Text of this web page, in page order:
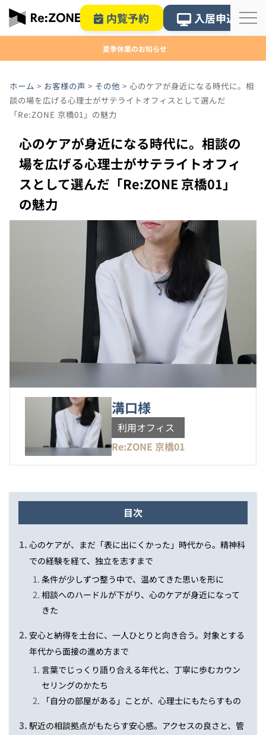
内覧予約 入居申込
夏季休業のお知らせ
ホーム > お客様の声 > その他 > 心のケアが身近になる時代に。相
談の場を広げる心理士がサテライトオフィスとして選んだ
「Re:ZONE 京橋01」の魅力
心のケアが身近になる時代に。相談の
場を広げる心理士がサテライトオフィ
スとして選んだ「Re:ZONE 京橋01」
の魅力
溝口様
利用オフィス
Re:ZONE 京橋01
目次
心のケアが、まだ「表に出にくかった」時代から。精神科
での経験を経て、独立を志すまで
条件が少しずつ整う中で、温めてきた思いを形に
相談へのハードルが下がり、心のケアが身近になって
きた
安心と納得を土台に、一人ひとりと向き合う。対象とする
年代から面接の進め方まで
言葉でじっくり語り合える年代と、丁寧に歩むカウン
セリングのかたち
「自分の部屋がある」ことが、心理士にもたらすもの
駅近の相談拠点がもたらす安心感。アクセスの良さと、管